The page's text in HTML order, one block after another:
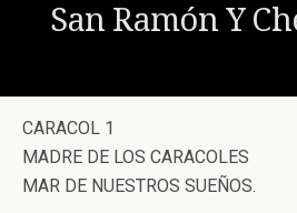
San Ramón Y
CARACOL 1
MADRE DE LOS CARACOLES
MAR DE NUESTROS SUEÑOS.